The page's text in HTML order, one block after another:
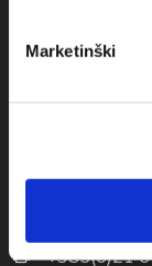
Marketinški
+385(0)21